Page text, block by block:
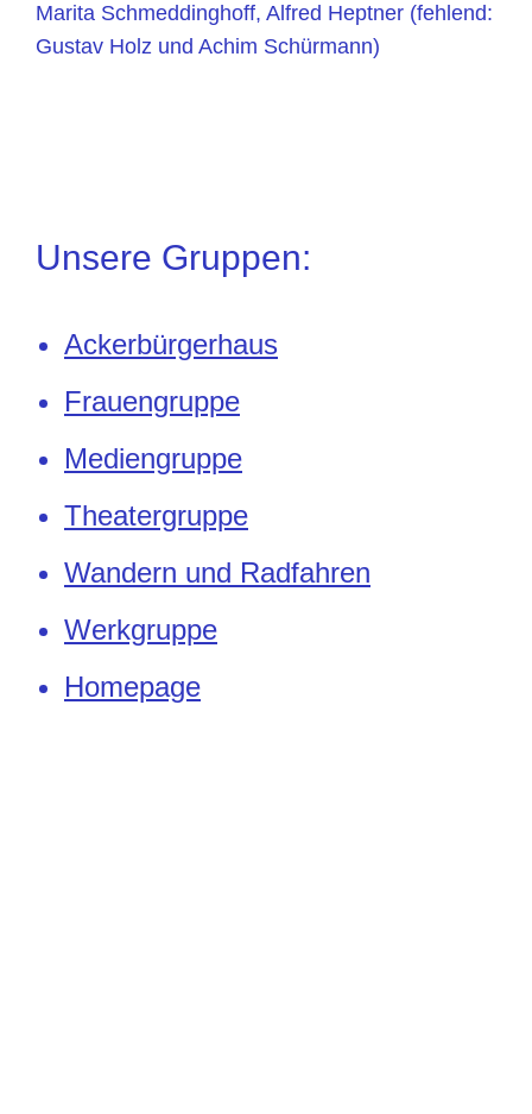
Marita Schmeddinghoff, Alfred Heptner (fehlend:
Gustav Holz und Achim Schürmann)
Unsere Gruppen:
Ackerbürgerhaus
Frauengruppe
Mediengruppe
Theatergruppe
Wandern und Radfahren
Werkgruppe
Homepage